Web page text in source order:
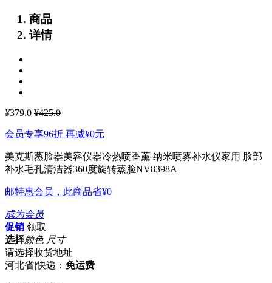
商品
详情
¥379.0 ¥425.0
会员专享96折 再减¥0元
美克斯蒸脸器美容仪器冷热喷香薰 纳米喷雾补水仪家用 脸部
补水毛孔清洁器360度旋转蒸脸NV8398A
邮特惠会员，此商品省¥0
成为会员
促销 领取
选择颜色 尺寸
请选择收货地址
河北省|快递： 免运费